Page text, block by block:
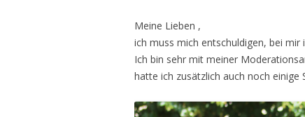
Meine Lieben ,
ich muss mich entschuldigen, bei mir
Ich bin sehr mit meiner
hatte ich zusätzlich auch noch einige